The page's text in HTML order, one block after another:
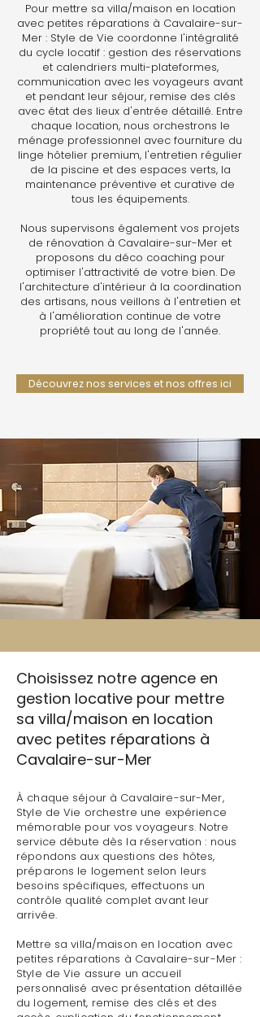
Pour mettre sa villa/maison en location
avec petites réparations à Cavalaire-sur-
Mer : Style de Vie coordonne l'intégralité
du cycle locatif : gestion des réservations
et calendriers multi-plateformes,
communication avec les voyageurs avant
et pendant leur séjour, remise des clés
avec état des lieux d'entrée détaillé. Entre
chaque location, nous orchestrons le
ménage professionnel avec fourniture du
linge hôtelier premium, l'entretien régulier
de la piscine et des espaces verts, la
maintenance préventive et curative de
tous les équipements.
Nous supervisons également vos projets
de rénovation à Cavalaire-sur-Mer et
proposons du déco coaching pour
optimiser l'attractivité de votre bien. De
l'architecture d'intérieur à la coordination
des artisans, nous veillons à l'entretien et
à l'amélioration continue de votre
propriété tout au long de l'année.
Découvrez nos services et nos offres ici
Choisissez notre agence en
gestion locative pour mettre
sa villa/maison en location
avec petites réparations à
Cavalaire-sur-Mer
À chaque séjour à Cavalaire-sur-Mer,
Style de Vie orchestre une expérience
mémorable pour vos voyageurs. Notre
service débute dès la réservation : nous
répondons aux questions des hôtes,
préparons le logement selon leurs
besoins spécifiques, effectuons un
contrôle qualité complet avant leur
arrivée.
Mettre sa villa/maison en location avec
petites réparations à Cavalaire-sur-Mer :
Style de Vie assure un accueil
personnalisé avec présentation détaillée
du logement, remise des clés et des